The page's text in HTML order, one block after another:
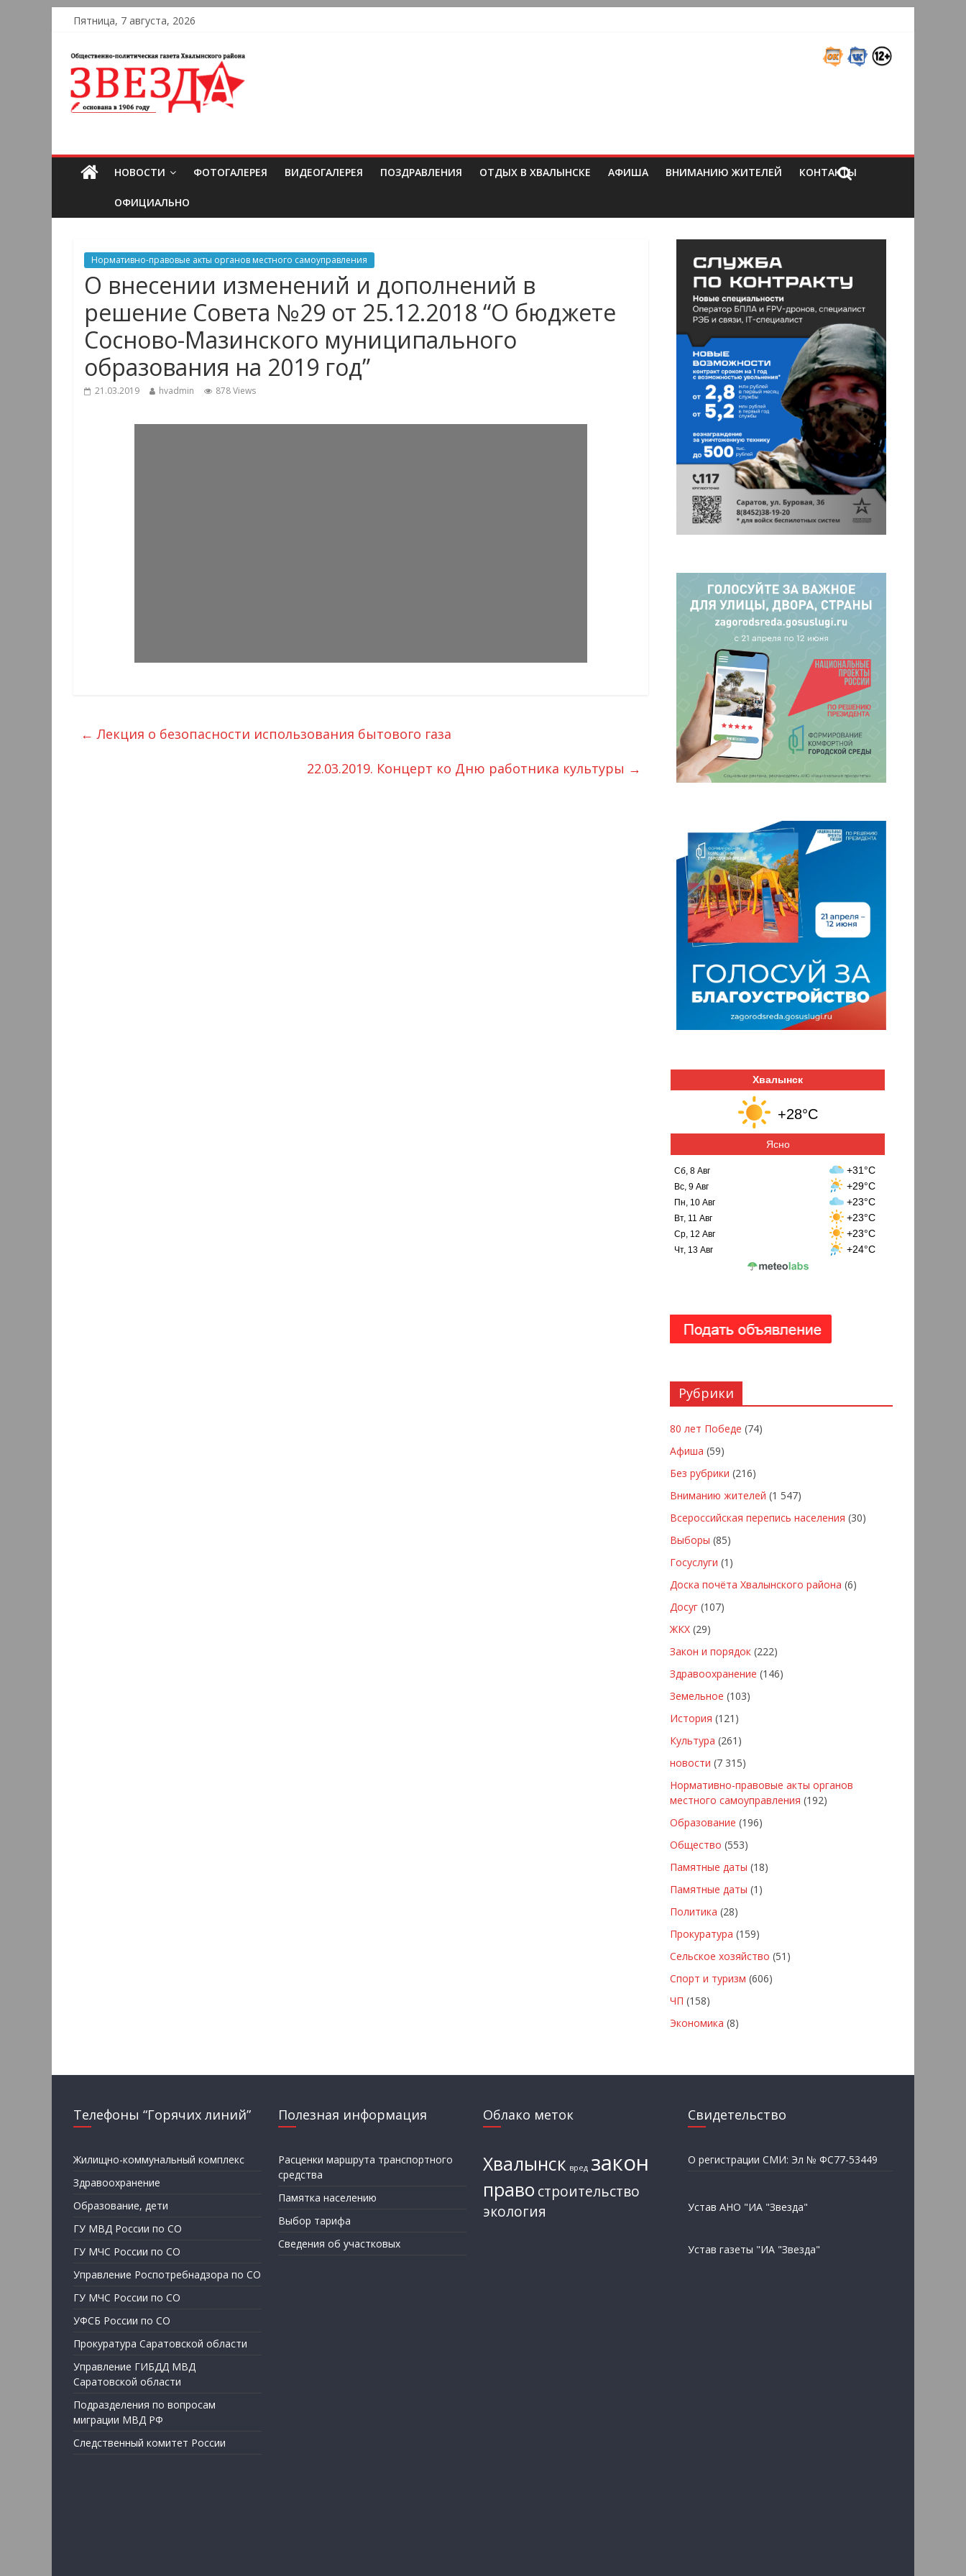
Пятница, 7 августа, 2026
НОВОСТИ ФОТОГАЛЕРЕЯ ВИДЕОГАЛЕРЕЯ ПОЗДРАВЛЕНИЯ ОТДЫХ В ХВАЛЫНСКЕ АФИША ВНИМАНИЮ ЖИТЕЛЕЙ КОНТАКТЫ
ОФИЦИАЛЬНО
Нормативно-правовые акты органов местного самоуправления
О внесении изменений и дополнений в
решение Совета №29 от 25.12.2018 “О бюджете
Сосново-Мазинского муниципального
образования на 2019 год”
21.03.2019 hvadmin 878 Views
← Лекция о безопасности использования бытового газа
22.03.2019. Концерт ко Дню работника культуры →
Хвалынск
+28°C
Ясно
Сб, 8 Авг +31°C
Вс, 9 Авг +29°C
Пн, 10 Авг +23°C
Вт, 11 Авг +23°C
Ср, 12 Авг +23°C
Чт, 13 Авг +24°C
Рубрики
80 лет Победе (74)
Афиша (59)
Без рубрики (216)
Вниманию жителей (1 547)
Всероссийская перепись населения (30)
Выборы (85)
Госуслуги (1)
Доска почёта Хвалынского района (6)
Досуг (107)
ЖКХ (29)
Закон и порядок (222)
Здравоохранение (146)
Земельное (103)
История (121)
Культура (261)
новости (7 315)
Нормативно-правовые акты органов
местного самоуправления (192)
Образование (196)
Общество (553)
Памятные даты (18)
Памятные даты (1)
Политика (28)
Прокуратура (159)
Сельское хозяйство (51)
Спорт и туризм (606)
ЧП (158)
Экономика (8)
Телефоны “Горячих линий”
Жилищно-коммунальный комплекс
Здравоохранение
Образование, дети
ГУ МВД России по СО
ГУ МЧС России по СО
Управление Роспотребнадзора по СО
ГУ МЧС России по СО
УФСБ России по СО
Прокуратура Саратовской области
Управление ГИБДД МВД
Саратовской области
Подразделения по вопросам
миграции МВД РФ
Следственный комитет России
Полезная информация
Расценки маршрута транспортного
средства
Памятка населению
Выбор тарифа
Сведения об участковых
Облако меток
Хвалынск вред закон
право строительство
экология
Свидетельство
О регистрации СМИ: Эл № ФС77-53449
Устав АНО "ИА "Звезда"
Устав газеты "ИА "Звезда"